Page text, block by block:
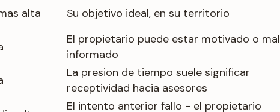
alta
Su objetivo ideal, en su territorio
El propietario puede estar motivado o mal
informado
La presion de tiempo suele significar
receptividad hacia asesores
El intento anterior fallo - el propietario